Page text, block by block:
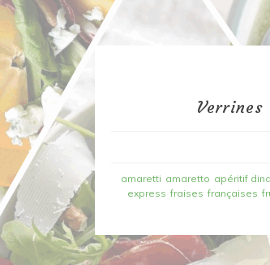
amaretti amaretto apéritif
express fraises françaises